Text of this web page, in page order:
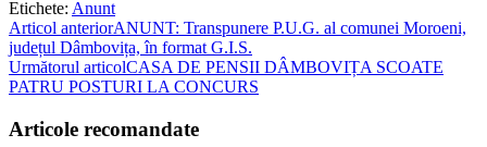
Etichete: Anunt
Read
more
articles
Articol anteriorANUNT: Transpunere P.U.G. al comunei Moroeni,
județul Dâmbovița, în format G.I.S.
Următorul articolCASA DE PENSII DÂMBOVIȚA SCOATE
PATRU POSTURI LA CONCURS
Articole recomandate